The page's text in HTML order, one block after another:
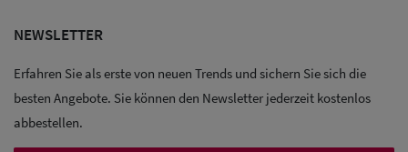
Sale: Caps
NEWSLETTER
Erfahren Sie als erste von neuen Trends und sichern Sie sich die
besten Angebote. Sie können den Newsletter jederzeit kostenlos
abbestellen.